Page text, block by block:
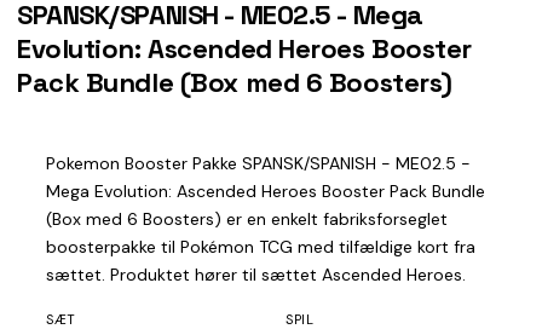
SPANSK/SPANISH - ME02.5 - Mega
Evolution: Ascended Heroes Booster
Pack Bundle (Box med 6 Boosters)
Pokemon Booster Pakke SPANSK/SPANISH - ME02.5 -
Mega Evolution: Ascended Heroes Booster Pack Bundle
(Box med 6 Boosters) er en enkelt fabriksforseglet
boosterpakke til Pokémon TCG med tilfældige kort fra
sættet. Produktet hører til sættet Ascended Heroes.
SÆT SPIL